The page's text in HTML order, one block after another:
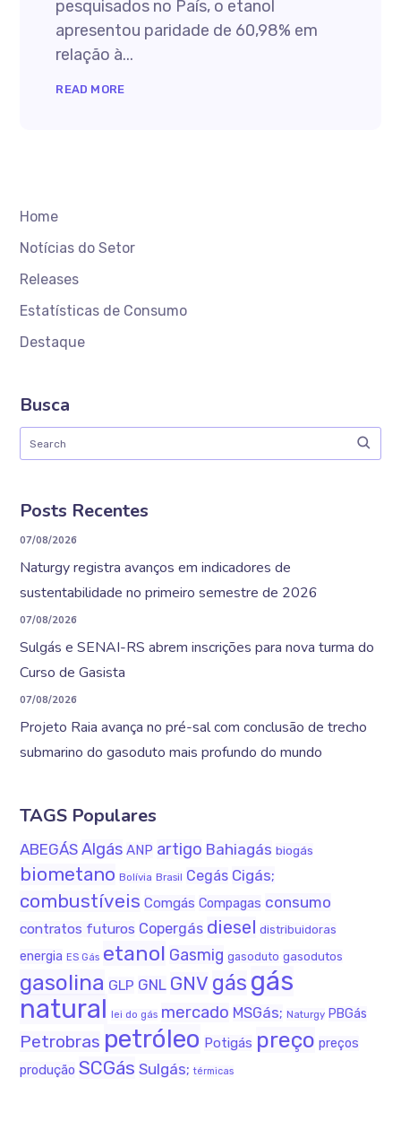
pesquisados no País, o etanol
apresentou paridade de 60,98% em
relação à...
READ MORE
Home
Notícias do Setor
Releases
Estatísticas de Consumo
Destaque
Busca
Posts Recentes
07/08/2026
Naturgy registra avanços em indicadores de
sustentabilidade no primeiro semestre de 2026
07/08/2026
Sulgás e SENAI-RS abrem inscrições para nova turma do
Curso de Gasista
07/08/2026
Projeto Raia avança no pré-sal com conclusão de trecho
submarino do gasoduto mais profundo do mundo
TAGS Populares
ABEGÁS Algás ANP artigo Bahiagás biogás
biometano Bolívia Brasil Cegás Cigás;
combustíveis Comgás Compagas consumo
contratos futuros Copergás diesel distribuidoras
energia ES Gás etanol Gasmig gasoduto gasodutos
gasolina GLP GNL GNV gás gás
natural lei do gás mercado MSGás; Naturgy PBGás
Petrobras petróleo Potigás preço preços
produção SCGás Sulgás; térmicas